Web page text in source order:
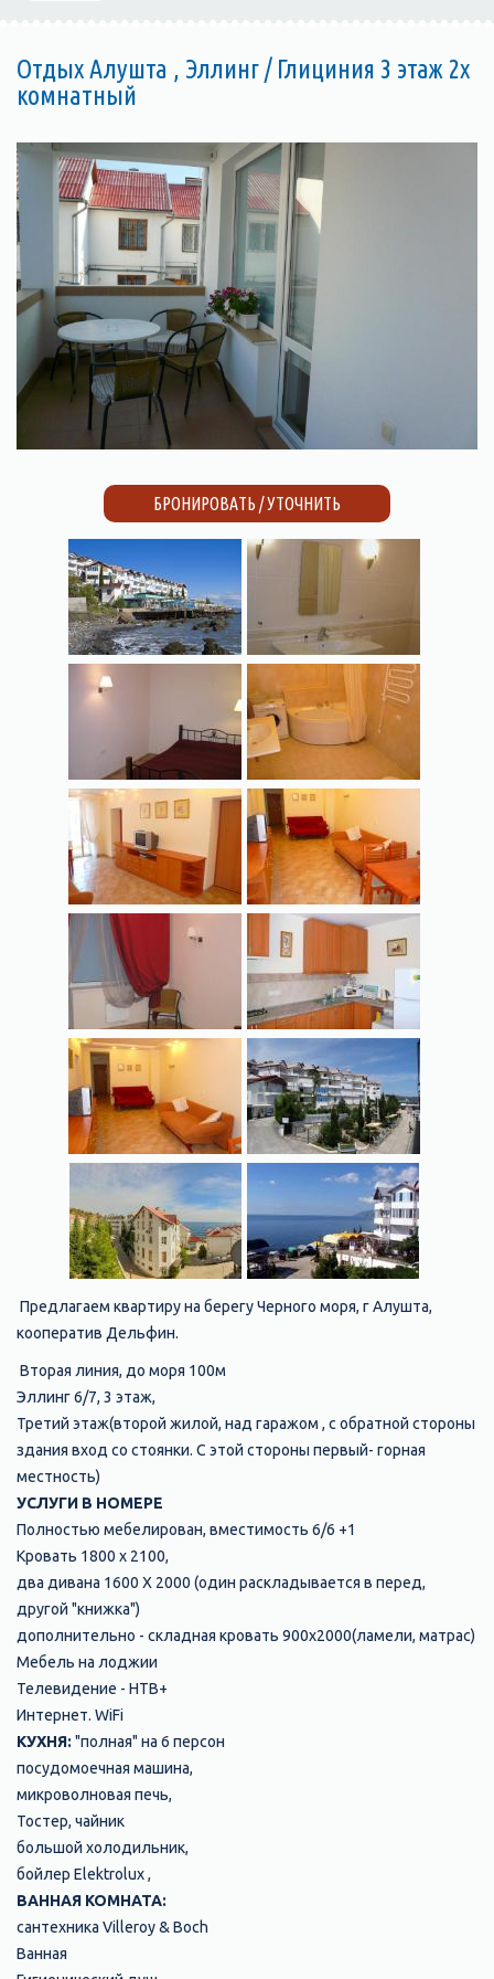
Отдых Алушта , Эллинг / Глициния 3 этаж 2х
комнатный
БРОНИРОВАТЬ / УТОЧНИТЬ
Предлагаем квартиру на берегу Черного моря, г Алушта,
кооператив Дельфин.
Вторая линия, до моря 100м
Эллинг 6/7, 3 этаж,
Третий этаж(второй жилой, над гаражом , с обратной стороны
здания вход со стоянки. С этой стороны первый- горная
местность)
УСЛУГИ В НОМЕРЕ
Полностью мебелирован, вместимость 6/6 +1
Кровать 1800 х 2100,
два дивана 1600 Х 2000 (один раскладывается в перед,
другой "книжка")
дополнительно - складная кровать 900х2000(ламели, матрас)
Мебель на лоджии
Телевидение - НТВ+
Интернет. WiFi
КУХНЯ: "полная" на 6 персон
посудомоечная машина,
микроволновая печь,
Тостер, чайник
большой холодильник,
бойлер Elektrolux ,
ВАННАЯ КОМНАТА:
сантехника Villeroy & Boch
Ванная